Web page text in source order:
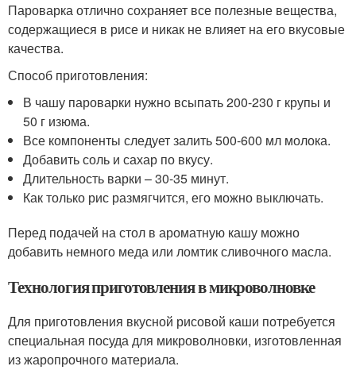
Пароварка отлично сохраняет все полезные вещества,
содержащиеся в рисе и никак не влияет на его вкусовые
качества.
Способ приготовления:
В чашу пароварки нужно всыпать 200-230 г крупы и
50 г изюма.
Все компоненты следует залить 500-600 мл молока.
Добавить соль и сахар по вкусу.
Длительность варки – 30-35 минут.
Как только рис размягчится, его можно выключать.
Перед подачей на стол в ароматную кашу можно
добавить немного меда или ломтик сливочного масла.
Технология приготовления в микроволновке
Для приготовления вкусной рисовой каши потребуется
специальная посуда для микроволновки, изготовленная
из жаропрочного материала.